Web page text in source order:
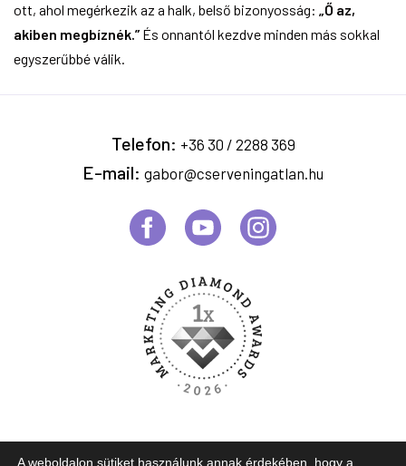
ott, ahol megérkezik az a halk, belső bizonyosság: „Ő az,
akiben megbíznék.” És onnantól kezdve minden más sokkal
egyszerűbbé válik.
Telefon: +36 30 / 2288 369
E-mail: gabor@cserveningatlan.hu
A weboldalon sütiket használunk annak érdekében, hogy a